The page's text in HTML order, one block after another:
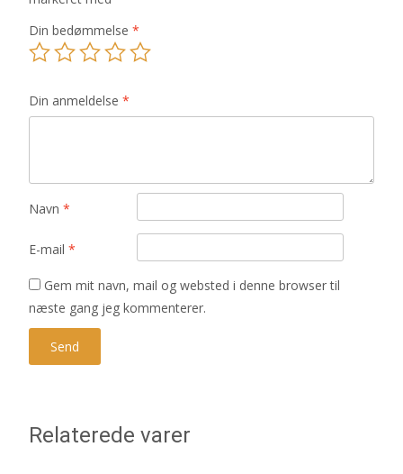
Din bedømmelse *
Din anmeldelse *
Navn *
E-mail *
Gem mit navn, mail og websted i denne browser til
næste gang jeg kommenterer.
Relaterede varer